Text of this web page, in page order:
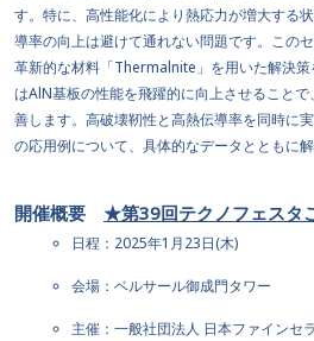
す。特に、高性能化により熱応力が増大する
導率の向上は避けて通れない問題です。この
革新的な材料「Thermalnite」を用いた解決
はAlN基板の性能を飛躍的に向上させること
善します。高破壊靭性と高熱伝導率を同時に
の応用例について、具体的なデータとともに解
開催概要 ★第39回テクノフェスタ
日程：2025年1月23日(木)
会場：ベルサール御成門タワー
主催：一般社団法人 日本ファインセ